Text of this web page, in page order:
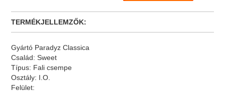
TERMÉKJELLEMZŐK:
Gyártó Paradyz Classica
Család:Sweet
Típus: Fali csempe
Osztály: I.O.
Felület: